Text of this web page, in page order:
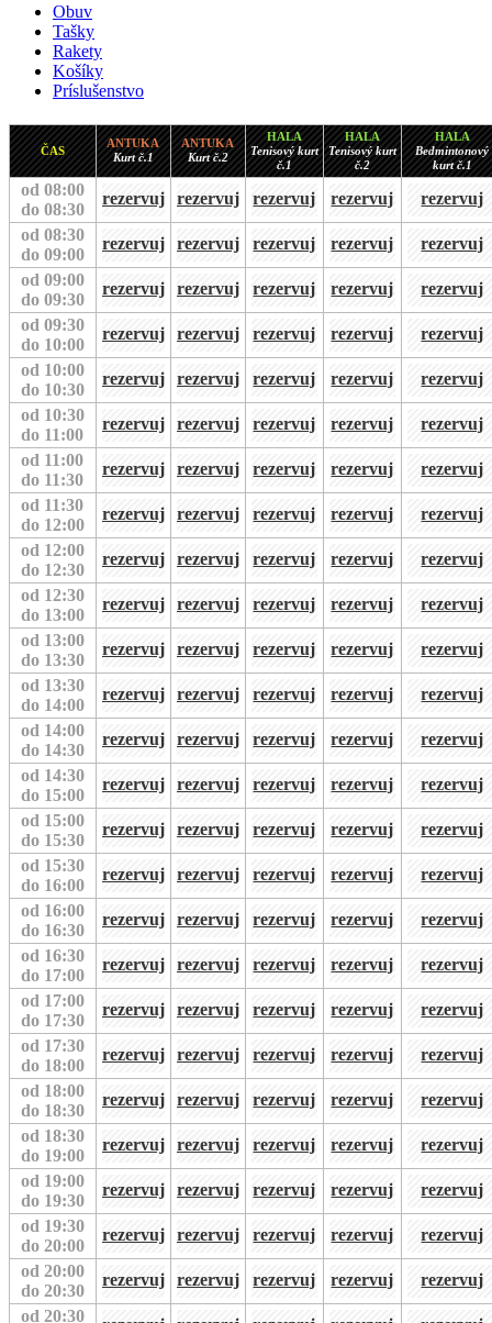
Obuv
Tašky
Rakety
Košíky
Príslušenstvo
ČAS
ANTUKA
Kurt č.1
ANTUKA
Kurt č.2
HALA
Tenisový kurt
č.1
HALA
Tenisový kurt
č.2
HALA
Bedmintonový
kurt č.1
od 08:00
do 08:30
rezervuj rezervuj rezervuj rezervuj
rezervuj
od 08:30
do 09:00
rezervuj rezervuj rezervuj rezervuj
rezervuj
od 09:00
do 09:30
rezervuj rezervuj rezervuj rezervuj
rezervuj
od 09:30
do 10:00
rezervuj rezervuj rezervuj rezervuj
rezervuj
od 10:00
do 10:30
rezervuj rezervuj rezervuj rezervuj
rezervuj
od 10:30
do 11:00
rezervuj rezervuj rezervuj rezervuj
rezervuj
od 11:00
do 11:30
rezervuj rezervuj rezervuj rezervuj
rezervuj
od 11:30
do 12:00
rezervuj rezervuj rezervuj rezervuj
rezervuj
od 12:00
do 12:30
rezervuj rezervuj rezervuj rezervuj
rezervuj
od 12:30
do 13:00
rezervuj rezervuj rezervuj rezervuj
rezervuj
od 13:00
do 13:30
rezervuj rezervuj rezervuj rezervuj
rezervuj
od 13:30
do 14:00
rezervuj rezervuj rezervuj rezervuj
rezervuj
od 14:00
do 14:30
rezervuj rezervuj rezervuj rezervuj
rezervuj
od 14:30
do 15:00
rezervuj rezervuj rezervuj rezervuj
rezervuj
od 15:00
do 15:30
rezervuj rezervuj rezervuj rezervuj
rezervuj
od 15:30
do 16:00
rezervuj rezervuj rezervuj rezervuj
rezervuj
od 16:00
do 16:30
rezervuj rezervuj rezervuj rezervuj
rezervuj
od 16:30
do 17:00
rezervuj rezervuj rezervuj rezervuj
rezervuj
od 17:00
do 17:30
rezervuj rezervuj rezervuj rezervuj
rezervuj
od 17:30
do 18:00
rezervuj rezervuj rezervuj rezervuj
rezervuj
od 18:00
do 18:30
rezervuj rezervuj rezervuj rezervuj
rezervuj
od 18:30
do 19:00
rezervuj rezervuj rezervuj rezervuj
rezervuj
od 19:00
do 19:30
rezervuj rezervuj rezervuj rezervuj
rezervuj
od 19:30
do 20:00
rezervuj rezervuj rezervuj rezervuj
rezervuj
od 20:00
do 20:30
rezervuj rezervuj rezervuj rezervuj
rezervuj
od 20:30